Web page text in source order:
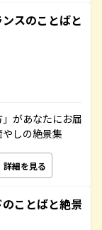
スのことばと
があなたにお届
しの絶景集
詳細を見る
ことばと絶景